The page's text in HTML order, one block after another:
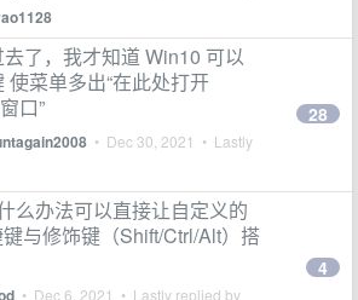
了，我才知道 Win10 可以
使菜单多出“在此处打开
口”
• Dec 30, 2021 • Lastly
28
么办法可以直接让自定义的
与修饰键（Shift/Ctrl/Alt）搭
• Dec 6, 2021 • Lastly replied by
4